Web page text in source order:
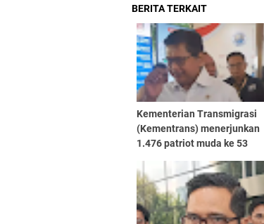
BERITA TERKAIT
Kementerian Transmigrasi
(Kementrans) menerjunkan
1.476 patriot muda ke 53
seluruh Indonesia melalui
program tim ekspedisi patriot
(TEP) 2026.